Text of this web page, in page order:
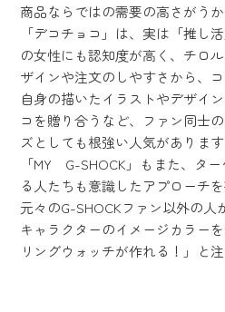
商品ならではの需要の高さがうか
「デコチョコ」は、実は「推し
の女性にも認知度が高く、チロ
ザインや注文のしやすさから、
自身の描いたイラストやデザイ
コを贈り合うなど、ファン同士
ズとしても根強い人気があります
「MY G-SHOCK」もまた、タ
る人たちも意識したアプローチ
元々のG-SHOCKファン以外の人
キャラクターのイメージカラー
リングウォッチが作れる！」と